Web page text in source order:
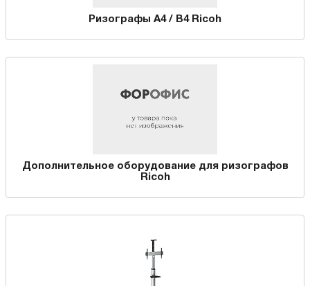
Ризографы А4 / B4 Ricoh
Дополнительное оборудование для ризографов
Ricoh